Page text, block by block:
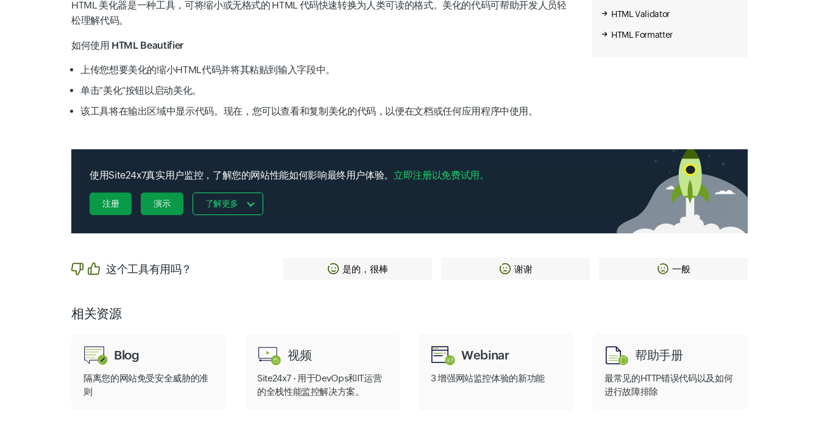
HTML 美化器是一种工具，可将缩小或无格式的 HTML 代码快速转换为人类可读的格式。美化的代码可帮助开发人员轻
松理解代码。
如何使用 HTML Beautifier
上传您想要美化的缩小HTML代码并将其粘贴到输入字段中。
单击"美化"按钮以启动美化。
该工具将在输出区域中显示代码。现在，您可以查看和复制美化的代码，以便在文档或任何应用程序中使用。
HTML Validator
HTML Formatter
使用Site24x7真实用户监控，了解您的网站性能如何影响最终用户体验。 立即注册以免费试用。
注册 演示 了解更多
这个工具有用吗？ 是的，很棒 谢谢 一般
相关资源
Blog
隔离您的网站免受安全威胁的准
则
视频
Site24x7 - 用于DevOps和IT运营
的全栈性能监控解决方案。
Webinar
3 增强网站监控体验的新功能
帮助手册
最常见的HTTP错误代码以及如何
进行故障排除